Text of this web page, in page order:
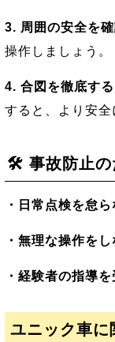
3. 周囲の安全を
操作しましょう。
4. 合図を徹底する
すると、より安全
🛠️ 事故防止の
・日常点検を怠ら
・無理な操作をし
・経験者の指導
ユニック車に